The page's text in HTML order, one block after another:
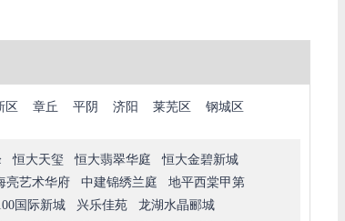
区 章丘 平阴 济阳 莱芜区 钢城区
恒大天玺 恒大翡翠华庭
恒大金碧新城
亮艺术华府 中建锦绣兰庭
地平西棠甲第
国际新城 兴乐佳苑
龙湖水晶郦城